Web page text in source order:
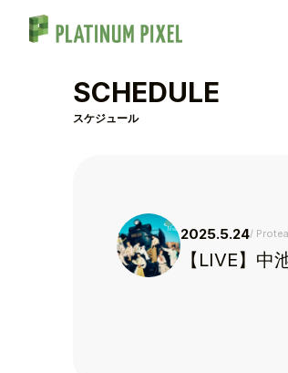
SCHEDULE
スケジュール
2025.5.24
【LIVE】中